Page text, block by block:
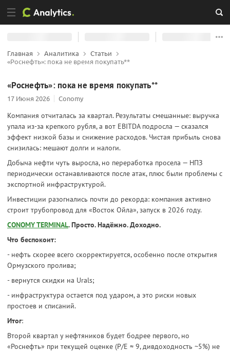
Главная Аналитика
Статьи
«Роснефть»: пока не время покупать**
«Роснефть»: пока не время покупать**
17 Июня 2026 Conomy
Компания отчиталась за квартал. Результаты смешанные: выручка
упала из‑за крепкого рубля, а вот EBITDA подросла — сказался
эффект низкой базы и снижение расходов. Чистая прибыль снова
снизилась: мешают долги и налоги.
Добыча нефти чуть выросла, но переработка просела — НПЗ
периодически останавливаются после атак, плюс были проблемы с
экспортной инфраструктурой.
Инвестиции разогнались почти до рекорда: компания активно
строит трубопровод для «Восток Ойла», запуск в 2026 году.
CONOMY TERMINAL. Просто. Надёжно. Доходно.
Что беспокоит:
- нефть скорее всего скорректируется, особенно после открытия
Ормузского пролива;
- вернутся скидки на Urals;
- инфраструктура остается под ударом, а это риски новых
простоев и списаний.
Итог:
Второй квартал у нефтяников будет бодрее первого, но
«Роснефть» при текущей оценке (P/E ≈ 9, дивдоходность ~5%) не